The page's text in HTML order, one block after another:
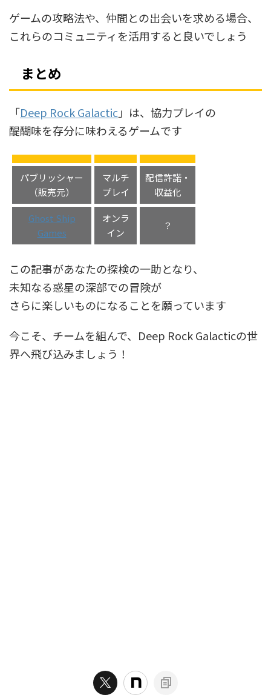
ゲームの攻略法や、仲間との出会いを求める場合、
これらのコミュニティを活用すると良いでしょう
まとめ
「Deep Rock Galactic」は、協力プレイの
醍醐味を存分に味わえるゲームです
パブリッシャー
（販売元）
マルチ
プレイ
配信許諾・
収益化
Ghost Ship
Games
オンラ
イン
？
この記事があなたの探検の一助となり、
未知なる惑星の深部での冒険が
さらに楽しいものになることを願っています
今こそ、チームを組んで、Deep Rock Galacticの世
界へ飛び込みましょう！